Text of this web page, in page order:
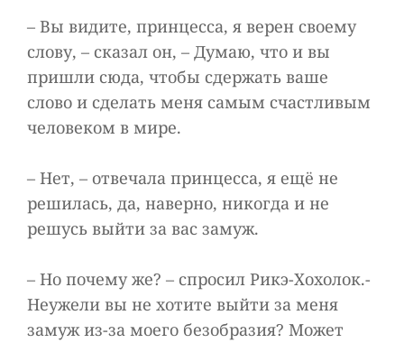
– Вы видите, принцесса, я верен своему
слову, – сказал он, – Думаю, что и вы
пришли сюда, чтобы сдержать ваше
слово и сделать меня самым счастливым
человеком в мире.
– Нет, – отвечала принцесса, я ещё не
решилась, да, наверно, никогда и не
решусь выйти за вас замуж.
– Но почему же? – спросил Рикэ-Хохолок.-
Неужели вы не хотите выйти за меня
замуж из-за моего безобразия? Может